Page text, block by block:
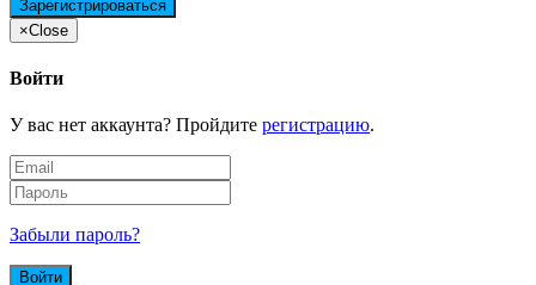
×Close
Войти
У вас нет аккаунта? Пройдите регистрацию.
Забыли пароль?